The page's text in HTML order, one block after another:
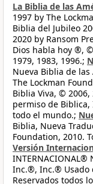
La Biblia de las
1997 by The
Biblia del Jubileo
2020 by Ransom
Dios habla hoy ®,
1979, 1983, 1996.;
Nueva Biblia de
The Lockman
Biblia Viva, ©
permiso de
todo el mundo.;
Biblia, Nueva
Foundation, 2010.
Versión
Inc.®, Inc.® Usado
Reservados todos